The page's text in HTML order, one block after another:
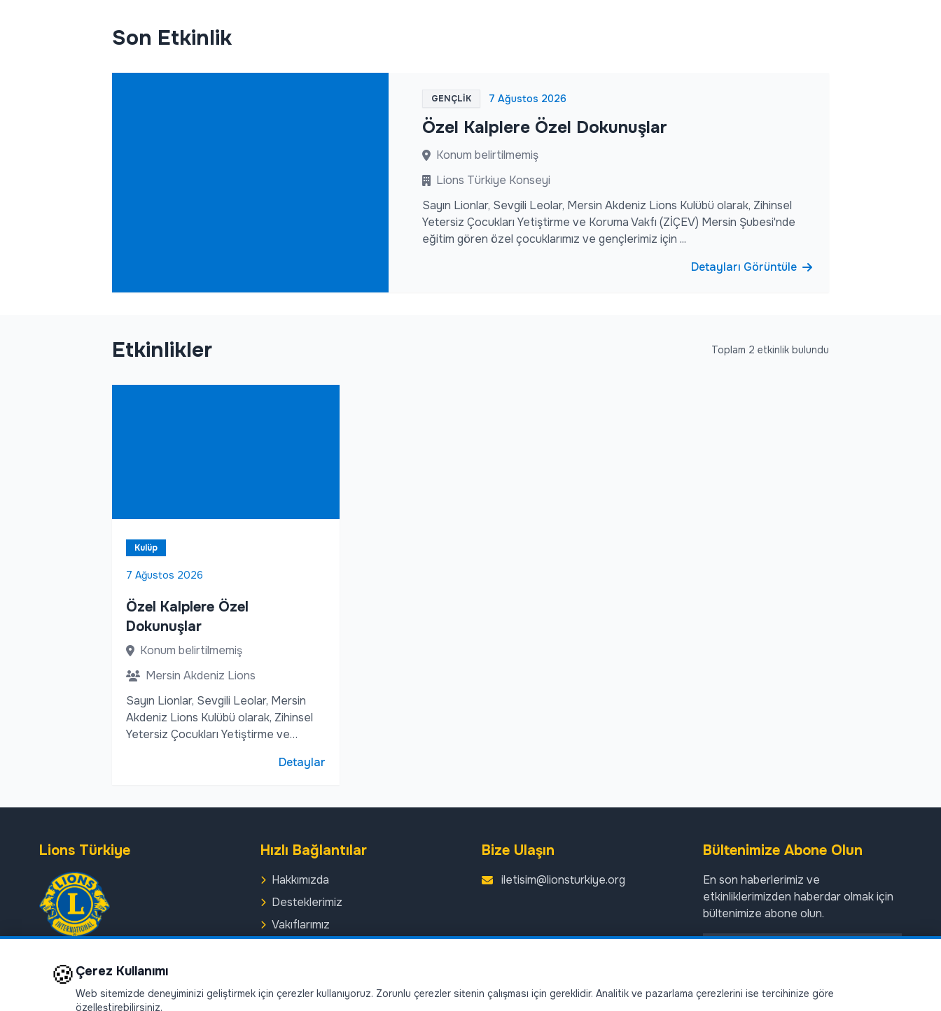
Son Etkinlik
GENÇLİK 7 Ağustos 2026
Özel Kalplere Özel Dokunuşlar
Konum belirtilmemiş
Lions Türkiye Konseyi
Sayın Lionlar, Sevgili Leolar, Mersin Akdeniz Lions Kulübü olarak, Zihinsel
Yetersiz Çocukları Yetiştirme ve Koruma Vakfı (ZİÇEV) Mersin Şubesi'nde
eğitim gören özel çocuklarımız ve gençlerimiz için ...
Detayları Görüntüle
Etkinlikler Toplam 2 etkinlik bulundu
Kulüp
7 Ağustos 2026
Özel Kalplere Özel
Dokunuşlar
Konum belirtilmemiş
Mersin Akdeniz Lions
Sayın Lionlar, Sevgili Leolar, Mersin
Akdeniz Lions Kulübü olarak, Zihinsel
Yetersiz Çocukları Yetiştirme ve
Detaylar
Lions Türkiye
için bir araya gelen gönüllülerden
oluşan uluslararası bir
Hızlı Bağlantılar
Hakkımızda
Desteklerimiz
Vakıflarımız
Kulüpler
Bize Ulaşın
iletisim@lionsturkiye.org
Bültenimize Abone Olun
En son haberlerimiz ve
etkinliklerimizden haberdar olmak için
bültenimize abone olun.
🍪 Çerez Kullanımı
Web sitemizde deneyiminizi geliştirmek için çerezler kullanıyoruz. Zorunlu çerezler sitenin çalışması için gereklidir. Analitik ve pazarlama çerezlerini ise tercihinize göre
özelleştirebilirsiniz.